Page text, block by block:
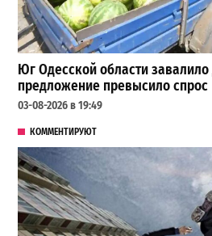
Юг Одесской области
предложение превысило спрос
03-08-2026 в 19:49
КОММЕНТИРУЮТ